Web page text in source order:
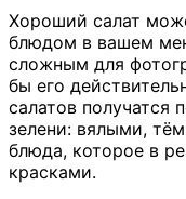
Хороший салат
блюдом в вашем
сложным для
бы его
салатов
зелени: вялыми,
блюда, которое в
красками.